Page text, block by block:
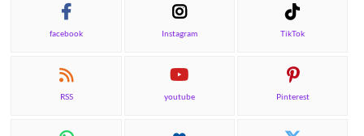
facebook Instagram TikTok
RSS youtube Pinterest